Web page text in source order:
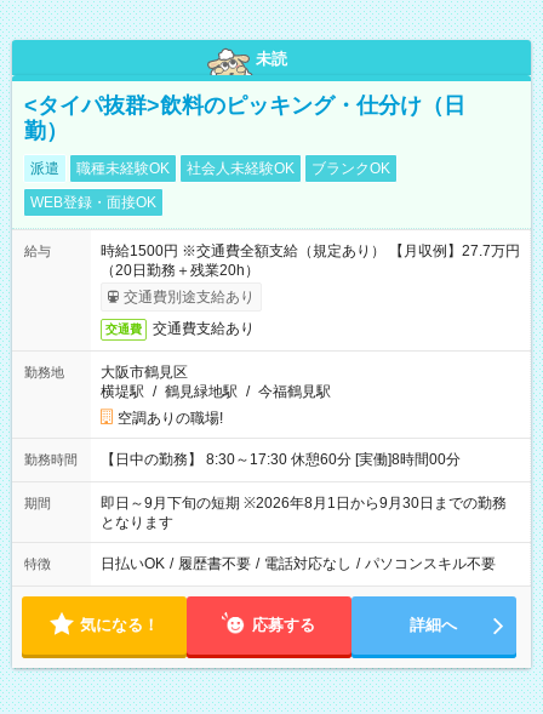
未読
<タイパ抜群>飲料のピッキング・仕分け（日
勤）
派遣 職種未経験OK 社会人未経験OK
ブランクOK
WEB登録・面接OK
給与
時給1500円 ※交通費全額支給（規定あり） 【月収例】27.7万円
（20日勤務＋残業20h）
交通費別途支給あり
交通費 交通費支給あり
勤務地
大阪市鶴見区
横堤駅 / 鶴見緑地駅 / 今福鶴見駅
空調ありの職場!
勤務時間 【日中の勤務】 8:30～17:30 休憩60分 [実働]8時間00分
期間
即日～9月下旬の短期 ※2026年8月1日から9月30日までの勤務
となります
特徴 日払いOK / 履歴書不要 / 電話対応なし / パソコンスキル不要
気になる！ 応募する 詳細へ